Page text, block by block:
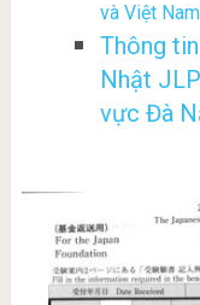
và Việt Nam
Thông
Nhật
vực Đà